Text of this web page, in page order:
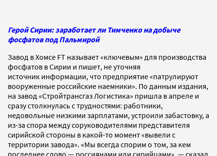
Герой Сирии: заработает ли Тимченко на добыче
фосфатов под Пальмирой
Завод в Хомсе FT называет «ключевым» для производства
фосфатов в Сирии и пишет, не уточняя
источник информации, что предприятие «патрулируют
вооруженные российские наемники». По данным издания,
на завод «Стройтрансгаз Логистика» пришла в апреле и
сразу столкнулась с трудностями: работники,
недовольные низкими зарплатами, устроили забастовку, а
из-за спора между соруководителями представителя
сирийской стороны в какой-то момент «вывели с
территории завода». «Мы всегда спорим о том, за кем
последнее слово — россиянами или сирийцами», — сказал